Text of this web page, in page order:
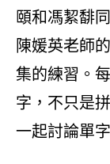
頤和馮絜馡
陳媛英老師
集的練習。
字，不只是
一起討論單